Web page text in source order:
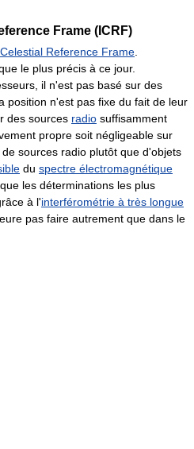
Frame (ICRF)
Reference Frame.
le plus précis à ce jour.
il n'est pas basé sur des
position n'est pas fixe du fait de leur
des sources radio suffisamment
propre soit négligeable sur
sources radio plutôt que d'objets
du spectre électromagnétique
les déterminations les plus
à l'interférométrie à très longue
pas faire autrement que dans le